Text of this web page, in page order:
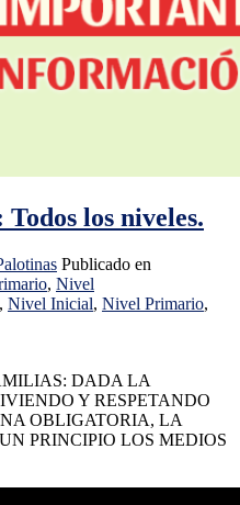
los niveles.
Publicado en
, Nivel
, Nivel Inicial, Nivel Primario,
DADA LA
Y RESPETANDO
OBLIGATORIA, LA
PRINCIPIO LOS MEDIOS